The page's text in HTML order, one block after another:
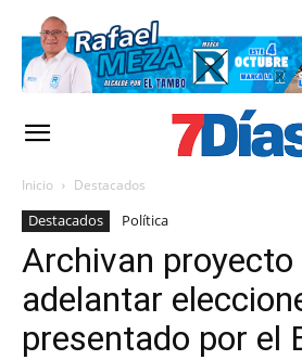
Inicio Destacados
Destacados Política
Archivan proyecto
adelantar
presentado por el